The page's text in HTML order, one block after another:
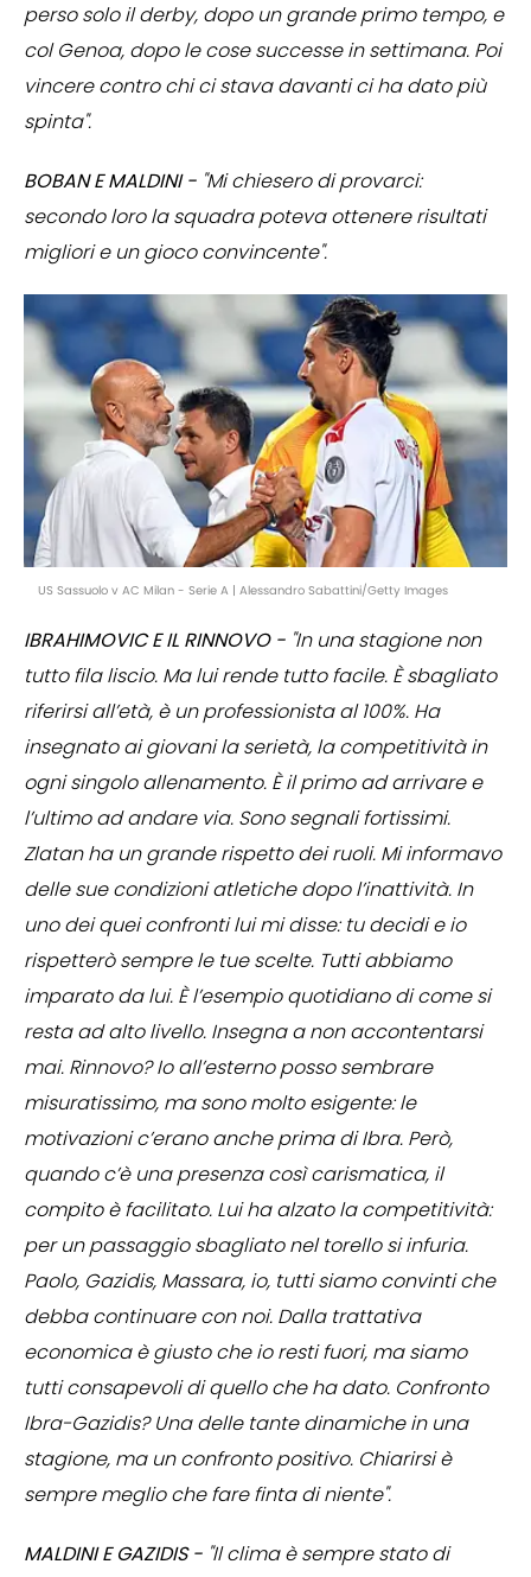
perso solo il derby, dopo un grande primo tempo, e
col Genoa, dopo le cose successe in settimana. Poi
vincere contro chi ci stava davanti ci ha dato più
spinta".
BOBAN E MALDINI - "Mi chiesero di provarci:
secondo loro la squadra poteva ottenere risultati
migliori e un gioco convincente".
US Sassuolo v AC Milan - Serie A | Alessandro Sabattini/Getty Images
IBRAHIMOVIC E IL RINNOVO - "In una stagione non
tutto fila liscio. Ma lui rende tutto facile. È sbagliato
riferirsi all’età, è un professionista al 100%. Ha
insegnato ai giovani la serietà, la competitività in
ogni singolo allenamento. È il primo ad arrivare e
l’ultimo ad andare via. Sono segnali fortissimi.
Zlatan ha un grande rispetto dei ruoli. Mi informavo
delle sue condizioni atletiche dopo l’inattività. In
uno dei quei confronti lui mi disse: tu decidi e io
rispetterò sempre le tue scelte. Tutti abbiamo
imparato da lui. È l’esempio quotidiano di come si
resta ad alto livello. Insegna a non accontentarsi
mai. Rinnovo? Io all’esterno posso sembrare
misuratissimo, ma sono molto esigente: le
motivazioni c’erano anche prima di Ibra. Però,
quando c’è una presenza così carismatica, il
compito è facilitato. Lui ha alzato la competitività:
per un passaggio sbagliato nel torello si infuria.
Paolo, Gazidis, Massara, io, tutti siamo convinti che
debba continuare con noi. Dalla trattativa
economica è giusto che io resti fuori, ma siamo
tutti consapevoli di quello che ha dato. Confronto
Ibra-Gazidis? Una delle tante dinamiche in una
stagione, ma un confronto positivo. Chiarirsi è
sempre meglio che fare finta di niente".
MALDINI E GAZIDIS - "Il clima è sempre stato di